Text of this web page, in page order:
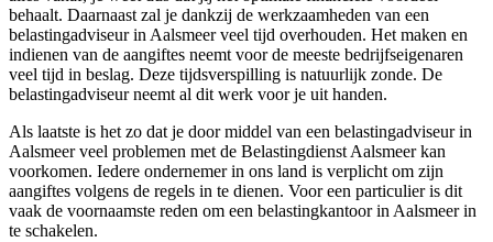
behaalt. Daarnaast zal je dankzij de werkzaamheden van een
belastingadviseur in Aalsmeer veel tijd overhouden. Het maken en
indienen van de aangiftes neemt voor de meeste bedrijfseigenaren
veel tijd in beslag. Deze tijdsverspilling is natuurlijk zonde. De
belastingadviseur neemt al dit werk voor je uit handen.
Als laatste is het zo dat je door middel van een belastingadviseur in
Aalsmeer veel problemen met de Belastingdienst Aalsmeer kan
voorkomen. Iedere ondernemer in ons land is verplicht om zijn
aangiftes volgens de regels in te dienen. Voor een particulier is dit
vaak de voornaamste reden om een belastingkantoor in Aalsmeer in
te schakelen.